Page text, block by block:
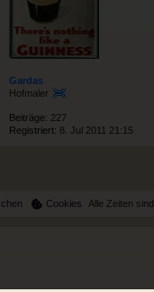
Gardas
Hofmaler
Beiträge: 227
Registriert: 8. Jul 2011 21:15
Alle Zeiten sind
Cookies